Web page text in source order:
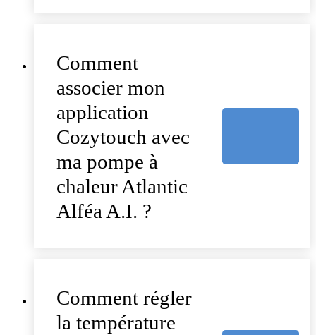
Comment
associer mon
application
Cozytouch avec
ma pompe à
chaleur Atlantic
Alféa A.I. ?
Comment régler
la température